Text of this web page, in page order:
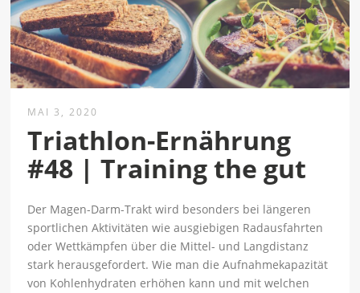
MAI 3, 2020
Triathlon-Ernährung
#48 | Training the gut
Der Magen-Darm-Trakt wird besonders bei längeren
sportlichen Aktivitäten wie ausgiebigen Radausfahrten
oder Wettkämpfen über die Mittel- und Langdistanz
stark herausgefordert. Wie man die Aufnahmekapazität
von Kohlenhydraten erhöhen kann und mit welchen